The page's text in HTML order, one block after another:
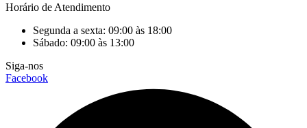
Horário de Atendimento
Segunda a sexta: 09:00 às 18:00
Sábado: 09:00 às 13:00
Siga-nos
Facebook